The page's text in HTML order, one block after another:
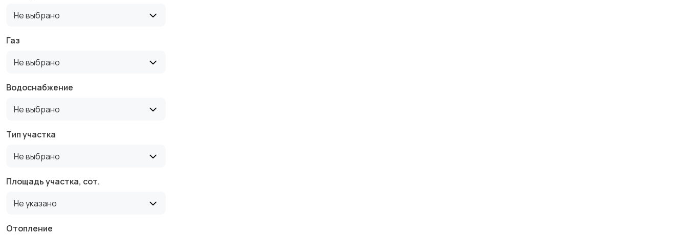
Не выбрано
Газ
Не выбрано
Водоснабжение
Не выбрано
Тип участка
Не выбрано
Площадь участка, сот.
Не указано
Отопление